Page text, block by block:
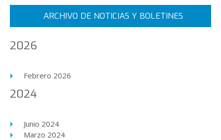
Siguiente Final
ARCHIVO DE NOTICIAS Y BOLETINES
2026
Febrero 2026
2024
Junio 2024
Marzo 2024